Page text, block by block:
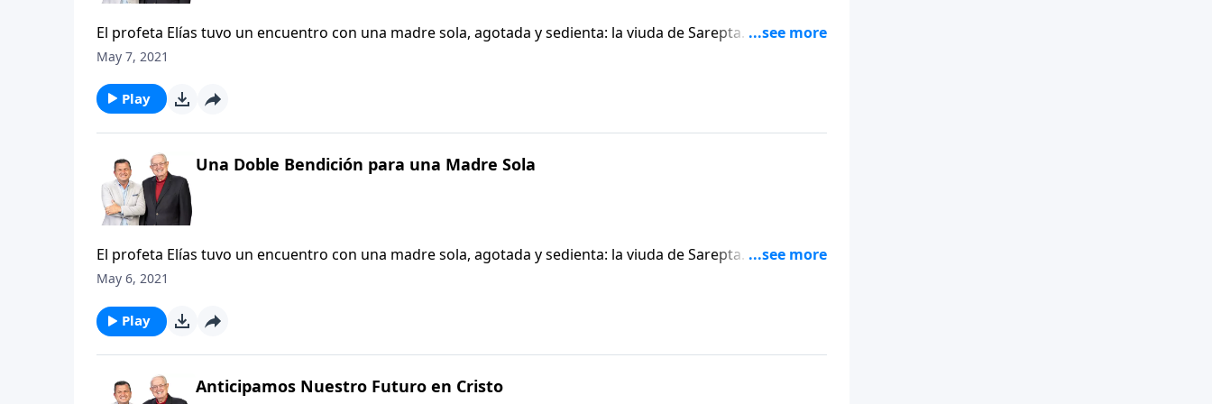
El profeta Elías tuvo un encuentro con una madre sola, agotada y sedienta: la viuda de Sarepta. La
compasión del profeta hacia esta desdichada mujer, modela para nosotros la gran necesidad de un
May 7, 2021
Play
Una Doble Bendición para una Madre Sola
El profeta Elías tuvo un encuentro con una madre sola, agotada y sedienta: la viuda de Sarepta. La
compasión del profeta hacia esta desdichada mujer, modela para nosotros la gran necesidad de un
May 6, 2021
Play
Anticipamos Nuestro Futuro en Cristo